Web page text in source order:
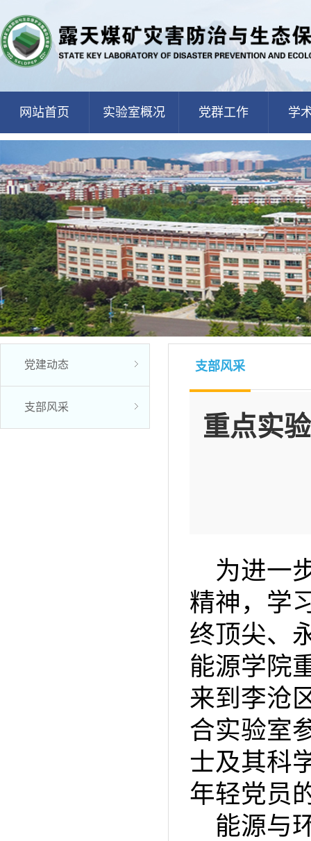
网站首页 实验室概况 党群工作 学
党建动态
支部风采
支部风采
重点实
为进一
精神，学
终顶尖、
能源学院
来到李沧
合实验室
士及其科
年轻党员
能源与